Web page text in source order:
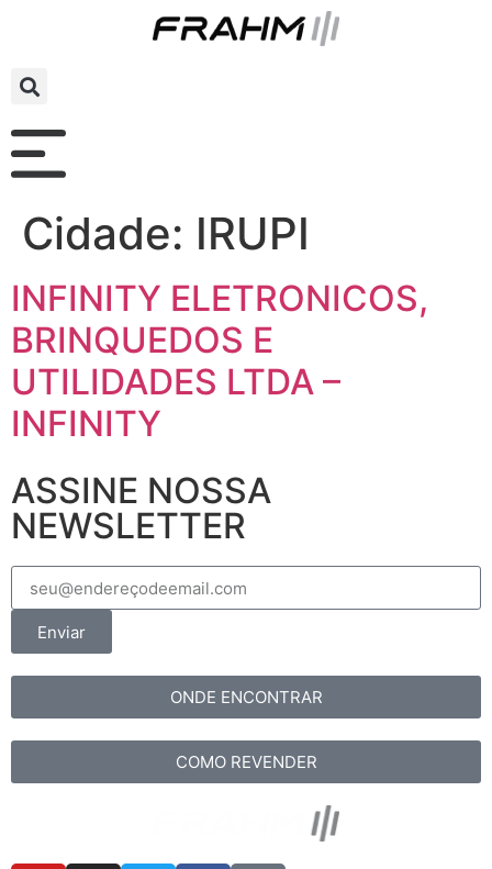
Cidade: IRUPI
INFINITY ELETRONICOS,
BRINQUEDOS E
UTILIDADES LTDA –
INFINITY
ASSINE NOSSA
NEWSLETTER
Enviar
ONDE ENCONTRAR
COMO REVENDER